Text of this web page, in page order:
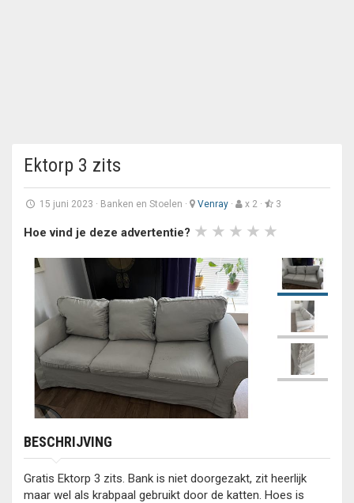
Ektorp 3 zits
15 juni 2023 · Banken en Stoelen · Venray· x 2 · 3
Hoe vind je deze advertentie?
BESCHRIJVING
Gratis Ektorp 3 zits. Bank is niet doorgezakt, zit heerlijk
maar wel als krabpaal gebruikt door de katten. Hoes is